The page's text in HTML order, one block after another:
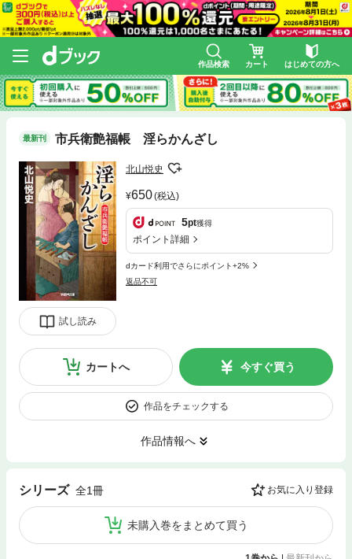
作品検索 カート はじめての方へ
最新刊 市兵衛艶福帳 淫らかんざし
試し読み
北山悦史
650(税込)
5pt獲得
ポイント詳細
dカード利用でさらにポイント+2%
返品不可
カートへ 今すぐ買う
作品をチェックする
作品情報へ
シリーズ 全1冊 お気に入り登録
未購入巻をまとめて買う